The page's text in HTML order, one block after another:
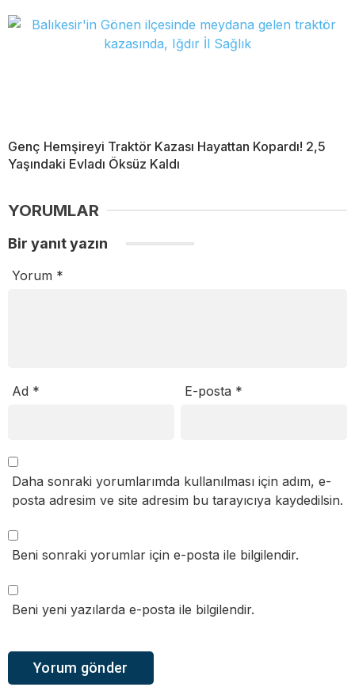
Genç Hemşireyi Traktör Kazası Hayattan Kopardı! 2,5
Yaşındaki Evladı Öksüz Kaldı
YORUMLAR
Bir yanıt yazın
Yorum *
Ad * E-posta *
Daha sonraki yorumlarımda kullanılması için adım, e-
posta adresim ve site adresim bu tarayıcıya kaydedilsin.
Beni sonraki yorumlar için e-posta ile bilgilendir.
Beni yeni yazılarda e-posta ile bilgilendir.